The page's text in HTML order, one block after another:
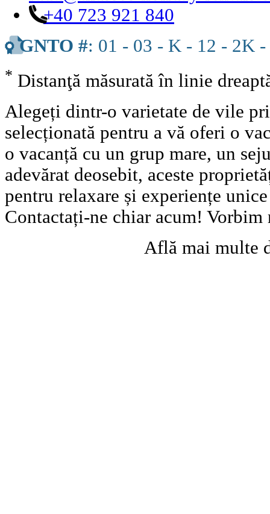
+40 723 921 840
GNTO #: 01 - 03 - K - 12 - 2K
* Distanţă măsurată în linie
Alegeți dintr-o varietate de vile
selecționată pentru a vă oferi o
o vacanță cu un grup mare, un
adevărat deosebit, aceste
pentru relaxare și experiențe
Contactați-ne chiar acum! Vorbim
Află mai multe